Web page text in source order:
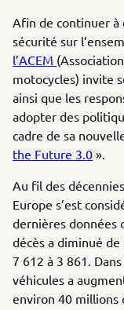
Afin de continuer à
sécurité sur
l’ACEM
motocycles) invite
ainsi que les
adopter des
cadre de sa
the Future 3.0 ».
Au fil des
Europe s’est
dernières données
décès a diminué
7 612 à 3 861.
véhicules a
environ 40 millions